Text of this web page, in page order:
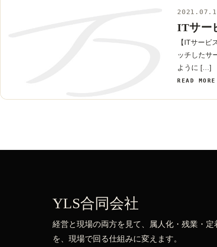
ITサー
【ITサービ
ッチしたサ
ように […]
READ MORE
YLS合同会社
経営と現場の両方を見て、属人化・残業・定
を、現場で回る仕組みに変えます。